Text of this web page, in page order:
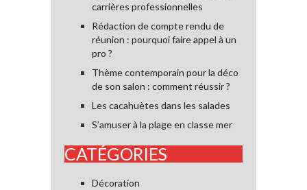
carrières professionnelles
Rédaction de compte rendu de
réunion : pourquoi faire appel à un
pro ?
Thème contemporain pour la déco
de son salon : comment réussir ?
Les cacahuètes dans les salades
S’amuser à la plage en classe mer
CATÉGORIES
Décoration